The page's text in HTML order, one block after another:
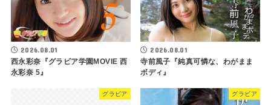
2026.08.01
西永彩奈『グラビア学園MOVIE 西
永彩奈 5』
2026.08.01
寺前風子『純真可憐な、わがまま
ボディ』
グラビア グラビア